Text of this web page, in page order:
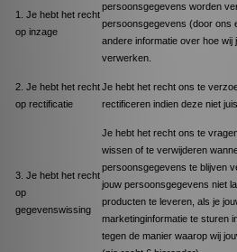
1. Je hebt het recht
op inzage
persoonsgegevens worden
persoonsgegevens (door ons
andere informatie over hoe
verwerken.
2. Je hebt het recht
op rectificatie
Je hebt het recht ons te
rectificeren indien deze niet
3. Je hebt het recht
op
gegevenswissing
Je hebt het recht ons te
wissen of te verwijderen
persoonsgegevens te blijven
jouw persoonsgegevens niet
producten te leveren, als je
marketinginformatie te sturen
tegen de manier waarop wij